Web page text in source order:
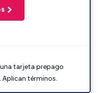
tarjeta prepago
términos.